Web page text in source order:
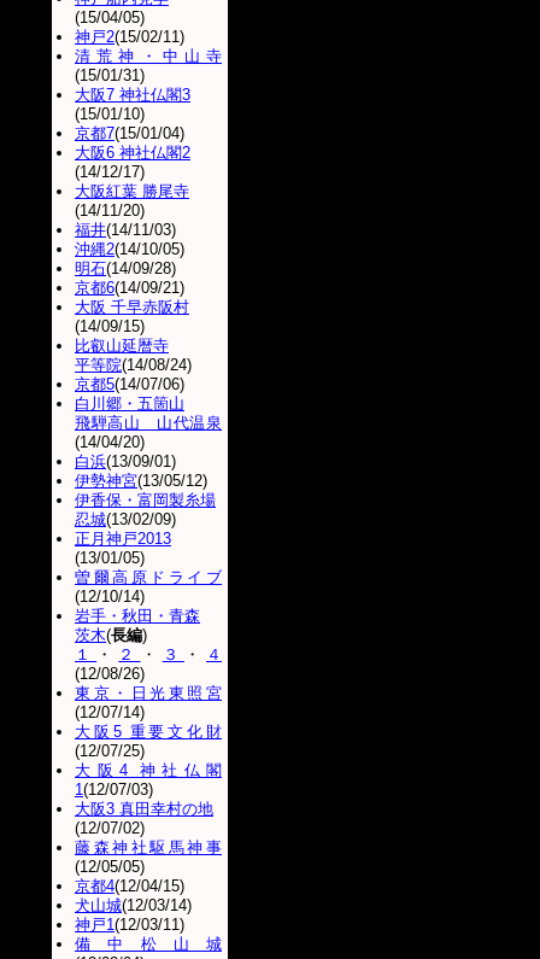
(15/04/05)
神戸2(15/02/11)
清荒神・中山寺
(15/01/31)
大阪7 神社仏閣3
(15/01/10)
京都7(15/01/04)
大阪6 神社仏閣2
(14/12/17)
大阪紅葉 勝尾寺
(14/11/20)
福井(14/11/03)
沖縄2(14/10/05)
明石(14/09/28)
京都6(14/09/21)
大阪 千早赤阪村
(14/09/15)
比叡山延暦寺
平等院(14/08/24)
京都5(14/07/06)
白川郷・五箇山
飛騨高山 山代温泉
(14/04/20)
白浜(13/09/01)
伊勢神宮(13/05/12)
伊香保・富岡製糸場
忍城(13/02/09)
正月神戸2013
(13/01/05)
曽爾高原ドライブ
(12/10/14)
岩手・秋田・青森
茨木(長編)
１
・ ２ ・ ３ ・
４
(12/08/26)
東京・日光東照宮
(12/07/14)
大阪5 重要文化財
(12/07/25)
大阪4 神社仏閣
1(12/07/03)
大阪3 真田幸村の地
(12/07/02)
藤森神社駆馬神事
(12/05/05)
京都4(12/04/15)
犬山城(12/03/14)
神戸1(12/03/11)
備中松山城